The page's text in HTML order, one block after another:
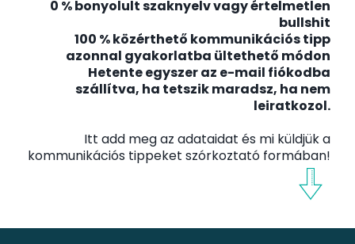
0 % bonyolult szaknyelv vagy értelmetlen
bullshit
100 % közérthető kommunikációs tipp
azonnal gyakorlatba ültethető módon
Hetente egyszer az e-mail fiókodba
szállítva, ha tetszik maradsz, ha nem
leiratkozol.
Itt add meg az adataidat és mi küldjük a
kommunikációs tippeket szórkoztató formában!